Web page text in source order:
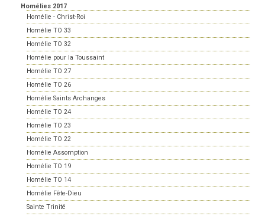
Homélies 2017
Homélie - Christ-Roi
Homélie TO 33
Homélie TO 32
Homélie pour la Toussaint
Homélie TO 27
Homélie TO 26
Homélie Saints Archanges
Homélie TO 24
Homélie TO 23
Homélie TO 22
Homélie Assomption
Homélie TO 19
Homélie TO 14
Homélie Fête-Dieu
Sainte Trinité